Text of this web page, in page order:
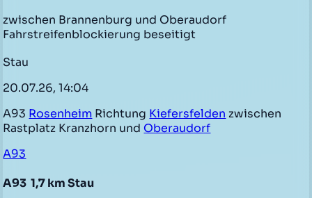
zwischen Brannenburg und Oberaudorf
Fahrstreifenblockierung beseitigt
Stau
20.07.26, 14:04
A93 Rosenheim Richtung Kiefersfelden zwischen
Rastplatz Kranzhorn und Oberaudorf
A93
A93 1,7 km Stau